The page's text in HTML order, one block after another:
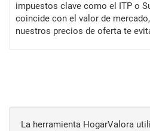
impuestos clave como el ITP o
coincide con el valor de
nuestros precios de oferta te
La herramienta HogarValora